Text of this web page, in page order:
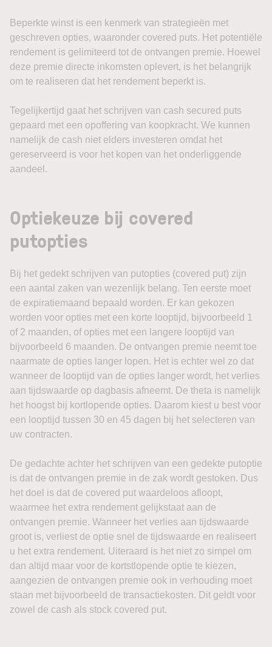
Beperkte winst is een kenmerk van strategieën met
geschreven opties, waaronder covered puts. Het potentiële
rendement is gelimiteerd tot de ontvangen premie. Hoewel
deze premie directe inkomsten oplevert, is het belangrijk
om te realiseren dat het rendement beperkt is.
Tegelijkertijd gaat het schrijven van cash secured puts
gepaard met een opoffering van koopkracht. We kunnen
namelijk de cash niet elders investeren omdat het
gereserveerd is voor het kopen van het onderliggende
aandeel.
Optiekeuze bij covered
putopties
Bij het gedekt schrijven van putopties (covered put) zijn
een aantal zaken van wezenlijk belang. Ten eerste moet
de expiratiemaand bepaald worden. Er kan gekozen
worden voor opties met een korte looptijd, bijvoorbeeld 1
of 2 maanden, of opties met een langere looptijd van
bijvoorbeeld 6 maanden. De ontvangen premie neemt toe
naarmate de opties langer lopen. Het is echter wel zo dat
wanneer de looptijd van de opties langer wordt, het verlies
aan tijdswaarde op dagbasis afneemt. De theta is namelijk
het hoogst bij kortlopende opties. Daarom kiest u best voor
een looptijd tussen 30 en 45 dagen bij het selecteren van
uw contracten.
De gedachte achter het schrijven van een gedekte putoptie
is dat de ontvangen premie in de zak wordt gestoken. Dus
het doel is dat de covered put waardeloos afloopt,
waarmee het extra rendement gelijkstaat aan de
ontvangen premie. Wanneer het verlies aan tijdswaarde
groot is, verliest de optie snel de tijdswaarde en realiseert
u het extra rendement. Uiteraard is het niet zo simpel om
dan altijd maar voor de kortstlopende optie te kiezen,
aangezien de ontvangen premie ook in verhouding moet
staan met bijvoorbeeld de transactiekosten. Dit geldt voor
zowel de cash als stock covered put.